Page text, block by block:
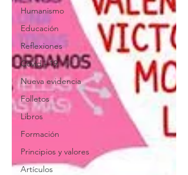
Humanismo
Educación
Reflexiones
Covid - 19
Nueva evidencia
Folletos
Libros
Formación
Principios y valores
Artículos